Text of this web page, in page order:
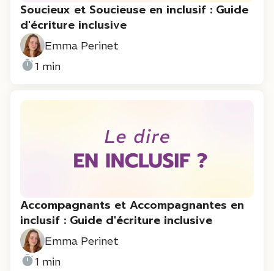
Soucieux et Soucieuse en inclusif : Guide
d'écriture inclusive
Emma Perinet
1 min
Accompagnants et Accompagnantes en
inclusif : Guide d'écriture inclusive
Emma Perinet
1 min